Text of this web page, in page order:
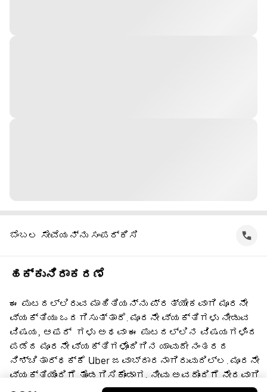
ಬೆಂಬಲ ಸೇವೆಯನ್ನು ಸಂಪರ್ಕಿಸಿ
ಹಕ್ಕುನಿರಾಕರಣೆ
ಈ ಪುಟದಲ್ಲಿರುವ ಮಾಹಿತಿಯನ್ನು ಪ್ರತ್ಯೇಕವಾಗಿ ಮೂರನೇ
ವ್ಯಕ್ತಿಯು ಒದಗಿಸುತ್ತಾರೆ. ಮೂರನೇ ವ್ಯಕ್ತಿಗಳು ನೀಡುವ
ವಿಷಯ, ಆಫರ್ ‌ ಗಳು ಅಥವಾ ಈ ಪುಟದಲ್ಲಿನ ವಿಷಯಗಳಿಂದ
ಪಡೆದ ಮೂರನೇ ವ್ಯಕ್ತಿಗಳೊಂದಿಗಿನ ಯಾವುದೇ ನಂತರದ
ನಿಶ್ಚಿತಾರ್ಥಕ್ಕೆ Uber ಜವಾಬ್ದಾರನಾಗಿರುವುದಿಲ್ಲ. ಮೂರನೇ
ವ್ಯಕ್ತಿಯೊಂದಿಗೆ ತೊಡಗಿಸಿಕೊಂಡಾಗ, ನೀವು ಅವರೊಂದಿಗೆ ನೇರವಾಗಿ
ಒಪ್ಪಂದ ಮಾಡಿಕೊಳ್ಳುತ್ತೀರಿ, ಅದಕ್ಕೆ Uber ಸಹಭಾಗಿ ಅಲ್ಲ.